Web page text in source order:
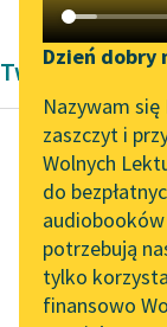
Katalog DAISY
Podkasty o
Aktualności
Zapraszamy na
online z
literatury
Spotkanie z
Tunkiel w Oslo
Dzień dobry
Nazywam
zaszczyt i
Wolnych
do
audiobooków
potrzebują
tylko
finansowo
Twórczość